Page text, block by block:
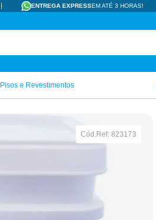
ENTREGA EXPRESSEM ATÉ 3 HORAS!
Pisos e Revestimentos
Cód.Ref:823173